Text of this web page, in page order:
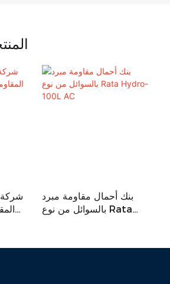
شركة
بنك أحمال مقاومة مبرد
بالسوائل من نوع Rata